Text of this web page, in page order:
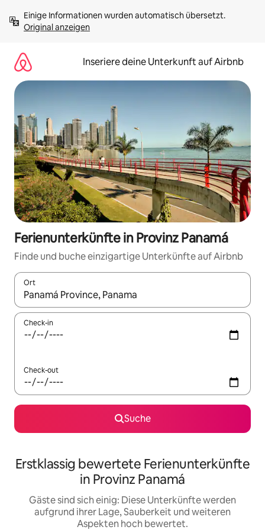
Inhalten
springenOriginal anzeigen
Inseriere deine Unterkunft auf Airbnb
Ferienunterkünfte in Provinz Panamá
Finde und buche einzigartige Unterkünfte auf Airbnb
Ort
Wenn Ergebnisse verfügbar sind, navigiere mit den
Check-in
Check-out
Suche
Erstklassig bewertete Ferienunterkünfte
in Provinz Panamá
Gäste sind sich einig: Diese Unterkünfte werden
aufgrund ihrer Lage, Sauberkeit und weiteren
Aspekten hoch bewertet.